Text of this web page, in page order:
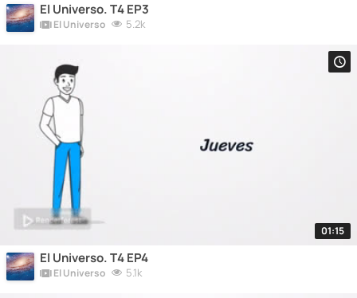
El Universo. T4 EP3
El Universo 5.2k
01:15
El Universo. T4 EP4
El Universo 5.1k